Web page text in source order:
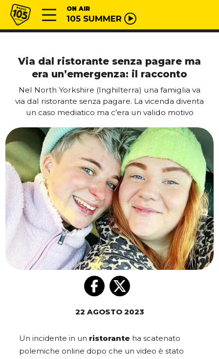
Vai al contenuto
Radio 105 ON AIR
105 SUMMER
Via dal ristorante senza pagare ma
era un’emergenza: il racconto
Nel North Yorkshire (Inghilterra) una famiglia va
via dal ristorante senza pagare. La vicenda diventa
un caso mediatico ma c’era un valido motivo
22 AGOSTO 2023
Un incidente in un ristorante ha scatenato
polemiche online dopo che un video è stato